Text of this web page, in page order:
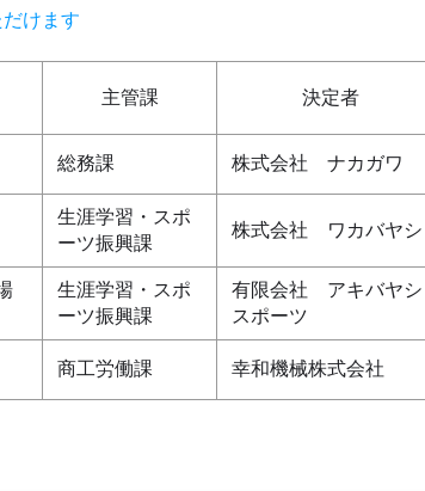
けます
主管課 決定者
総務課 株式会社 ナカガワ
生涯学習・スポ
ーツ振興課
株式会社 ワカバヤシ
生涯学習・スポ
ーツ振興課
有限会社 アキバヤシ
スポーツ
商工労働課 幸和機械株式会社